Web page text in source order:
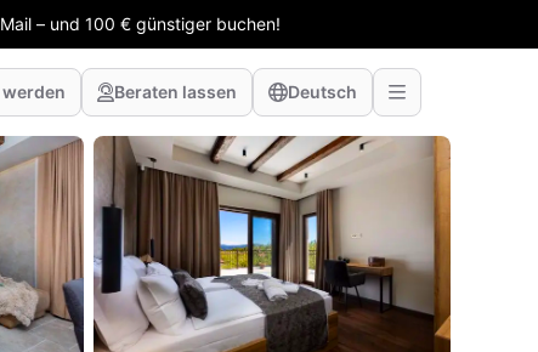
– und 100 € günstiger buchen!
Beraten lassen Deutsch